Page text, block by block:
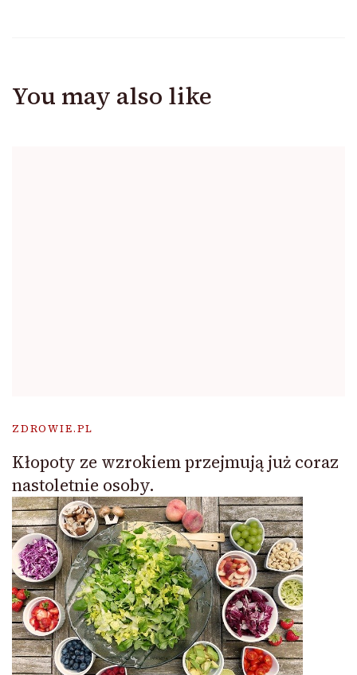
You may also like
ZDROWIE.PL
Kłopoty ze wzrokiem przejmują już coraz
nastoletnie osoby.